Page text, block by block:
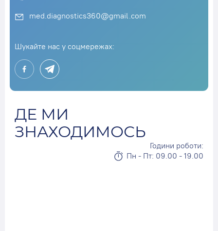
med.diagnostics360@gmail.com
Шукайте нас у соцмережах:
ДЕ МИ
ЗНАХОДИМОСЬ
Години роботи:
Пн - Пт: 09.00 - 19.00